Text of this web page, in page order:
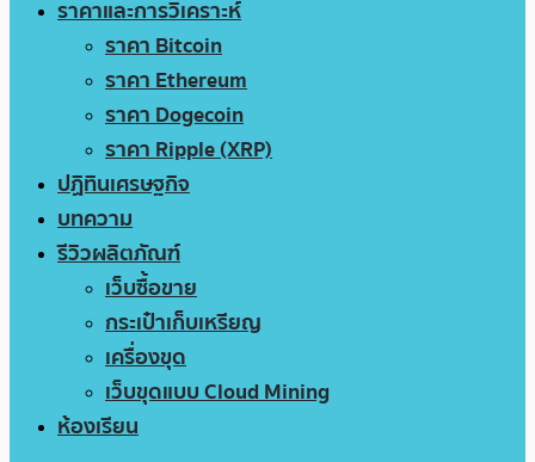
ราคาและการวิเคราะห์
ราคา Bitcoin
ราคา Ethereum
ราคา Dogecoin
ราคา Ripple (XRP)
ปฏิทินเศรษฐกิจ
บทความ
รีวิวผลิตภัณฑ์
เว็บซื้อขาย
กระเป๋าเก็บเหรียญ
เครื่องขุด
เว็บขุดแบบ Cloud Mining
ห้องเรียน